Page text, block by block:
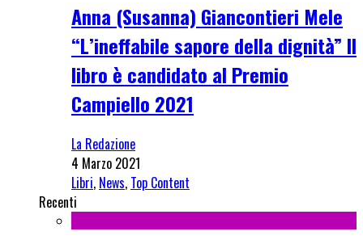
Anna (Susanna) Giancontieri Mele
“L’ineffabile sapore della dignità” Il
libro è candidato al Premio
Campiello 2021
La Redazione
4 Marzo 2021
Libri, News, Top Content
Recenti